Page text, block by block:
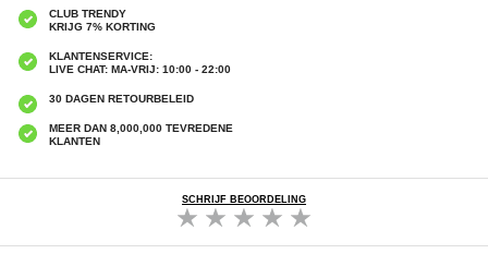
CLUB TRENDY
KRIJG 7% KORTING
KLANTENSERVICE:
LIVE CHAT: MA-VRIJ: 10:00 - 22:00
30 DAGEN RETOURBELEID
MEER DAN 8,000,000 TEVREDENE
KLANTEN
SCHRIJF BEOORDELING